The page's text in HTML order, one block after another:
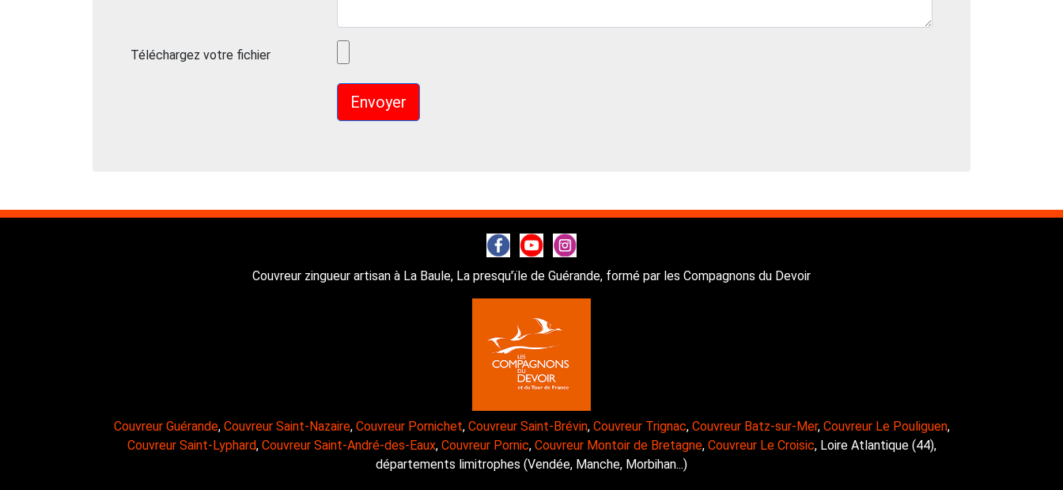
Téléchargez votre fichier
Envoyer
Couvreur zingueur artisan à La Baule, La presqu'ïle de Guérande, formé par les Compagnons du Devoir
Couvreur Guérande, Couvreur Saint-Nazaire, Couvreur Pornichet, Couvreur Saint-Brévin, Couvreur Trignac, Couvreur Batz-sur-Mer, Couvreur Le Pouliguen,
Couvreur Saint-Lyphard, Couvreur Saint-André-des-Eaux, Couvreur Pornic, Couvreur Montoir de Bretagne, Couvreur Le Croisic, Loire Atlantique (44),
départements limitrophes (Vendée, Manche, Morbihan...)